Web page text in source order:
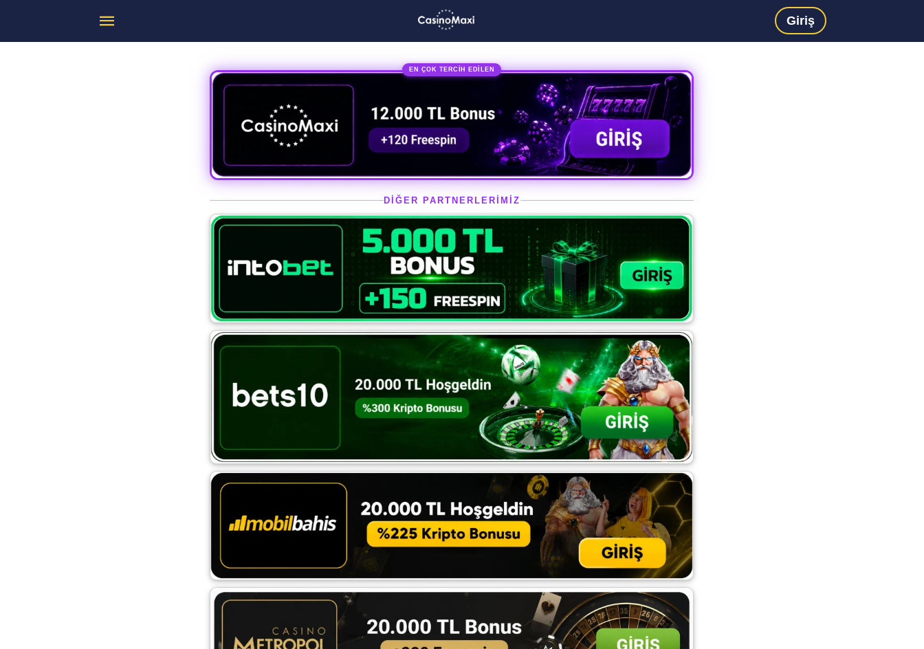
Giriş
EN ÇOK TERCİH EDİLEN
DİĞER PARTNERLERİMİZ